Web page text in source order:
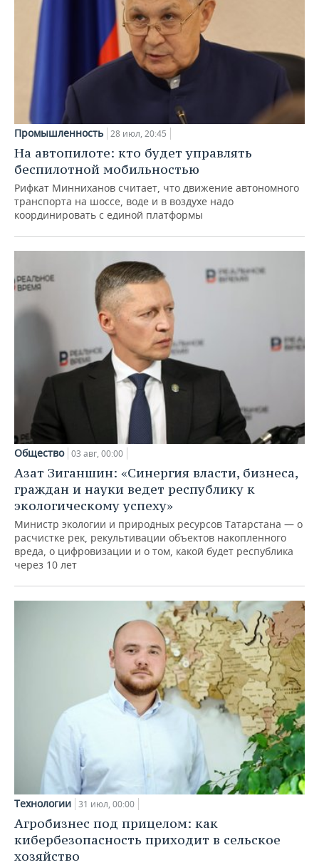
Промышленность 28 июл, 20:45
На автопилоте: кто будет управлять
беспилотной мобильностью
Рифкат Минниханов считает, что движение автономного
транспорта на шоссе, воде и в воздухе надо
координировать с единой платформы
Общество 03 авг, 00:00
Азат Зиганшин: «Синергия власти, бизнеса,
граждан и науки ведет республику к
экологическому успеху»
Министр экологии и природных ресурсов Татарстана — о
расчистке рек, рекультивации объектов накопленного
вреда, о цифровизации и о том, какой будет республика
через 10 лет
Технологии 31 июл, 00:00
Агробизнес под прицелом: как
кибербезопасность приходит в сельское
хозяйство